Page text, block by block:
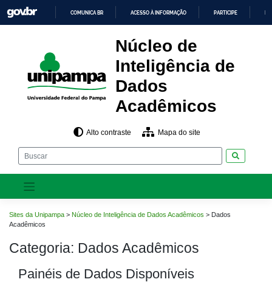
para
o
O
CONTEÚDO
COMUNICA BR ACESSO À INFORMAÇÃO PARTICIPE
Núcleo de
Inteligência de
Dados
Acadêmicos
Alto contraste Mapa do site
Sites da Unipampa > Núcleo de Inteligência de Dados Acadêmicos > Dados
Acadêmicos
Categoria: Dados Acadêmicos
Painéis de Dados Disponíveis